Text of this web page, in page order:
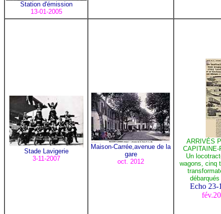
Station d'émission
13-01-2005
Stade Lavigerie
3-11-2007
Maison-Carrée,avenue de la
gare
oct. 2012
ARRIVÉS
CAPITAINE-
Un
wagons, cinq
débarqués
Echo 23-